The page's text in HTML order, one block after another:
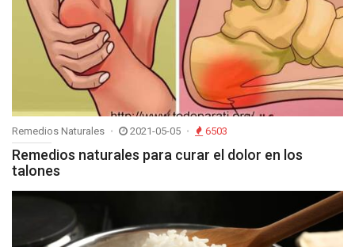
Remedios Naturales 2021-05-05 6503
Remedios naturales para curar el dolor en los
talones